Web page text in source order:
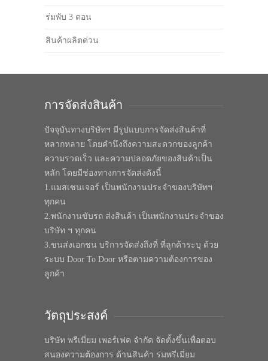
ร่มพับ 3 ตอน
สินค้าผลิตด่วน
การจัดส่งสินค้า
ปัจจุบันทางบริษัทฯ มีรูปแบบการจัดส่งสินค้าที่
หลากหลาย โดยคำนึงถึงความสะดวกของลูกค้า
ความรวดเร็ว และความปลอดภัยของสินค้าเป็น
หลัก โดยมีช่องทางการจัดส่งดังนี้
1.แมสเซนเจอร์ เป็นพนักงานประจำของบริษัทฯ
ทุกคน
2.พนักงานขับรถ ส่งสินค้า เป็นพนักงานประจำของ
บริษัท ฯ ทุกคน
3.ขนส่งเอกชน บริการจัดส่งถึงที่ ที่ลูกค้าระบุ ด้วย
ระบบ Door To Door หรือตามความต้องการของ
ลูกค้า
วัตถุประสงค์
บริษัท พรีเมี่ยม เพอร์เฟค จำกัด จัดตั้งขึ้นเพื่อตอบ
สนองความต้องการ ด้านสินค้า ร่มพรีเมี่ยม